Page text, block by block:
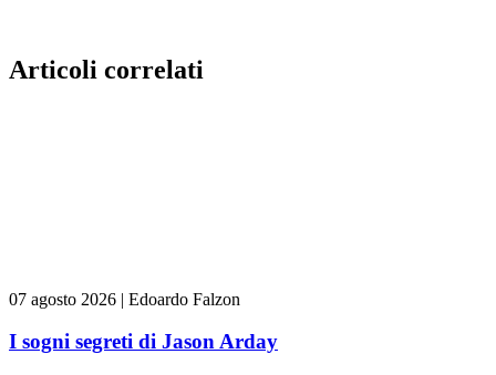
Articoli correlati
07 agosto 2026 | Edoardo Falzon
I sogni segreti di Jason Arday